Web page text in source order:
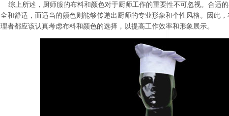
综上所述，厨师服的布料和颜色对于厨师工作的重要性不可忽视。合适
全和舒适，而适当的颜色则能够传递出厨师的专业形象和个性风格。因此
理者都应该认真考虑布料和颜色的选择，以提高工作效率和形象展示。